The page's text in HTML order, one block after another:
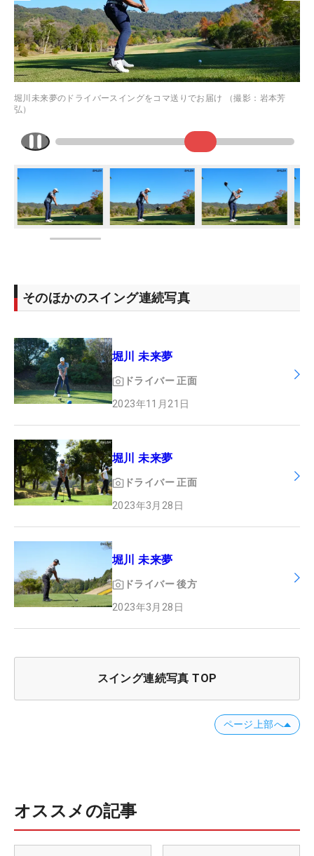
堀川未来夢のドライバースイングをコマ送りでお届け （撮影：岩本芳
弘）
そのほかのスイング連続写真
堀川 未来夢
ドライバー 正面
2023年11月21日
堀川 未来夢
ドライバー 正面
2023年3月28日
堀川 未来夢
ドライバー 後方
2023年3月28日
スイング連続写真 TOP
ページ上部へ
オススメの記事